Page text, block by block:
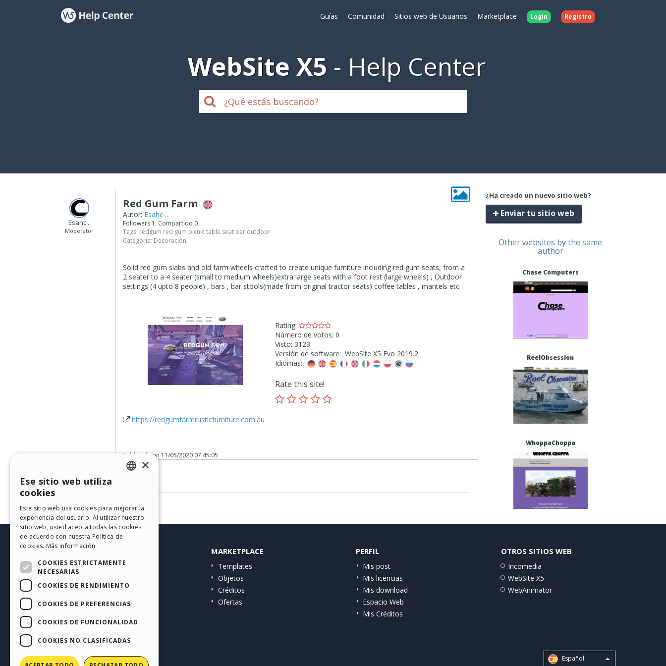
Guías Comunidad Sitios web de Usuarios Marketplace Login Registro
WebSite X5 Help Center
Esahc ..
Moderator
Red Gum Farm
Autor: Esahc ..
Followers 1, Compartido 0
Tags: redgum red gum picnic table seat bar outdoor
Categoria: Decoración
Solid red gum slabs and old farm wheels crafted to create unique furniture including red gum seats, from a
2 seater to a 4 seater (small to medium wheels)extra large seats with a foot rest (large wheels) , Outdoor
settings (4 upto 8 people) , bars , bar stools(made from original tractor seats) coffee tables , mantels etc
Rating:
Número de votos: 0
Visto: 3123
Versión de software: WebSite X5 Evo 2019.2
Idiomas:
Rate this site!
https://redgumfarmrusticfurniture.com.au
Publicado en 11/05/2020 07:45:05
No hay comentarios
¿Ha creado un nuevo sitio web?
Enviar tu sitio web
Other websites by the same
author
Chase Computers
ReelObsession
WhoppaChoppa
HELP CENTER
Guías
Sitios web de Usuarios
MARKETPLACE
Templates
Objetos
Créditos
Ofertas
PERFIL
Mis post
Mis licencias
Mis download
Espacio Web
Mis Créditos
OTROS SITIOS WEB
Incomedia
WebSite X5
WebAnimator
Español
GERMAN
SPANISH
RUSSIAN
FRENCH
×
Ese sitio web utiliza
cookies
Este sitio web usa cookies para mejorar la
experiencia del usuario. Al utilizar nuestro
sitio web, usted acepta todas las cookies
de acuerdo con nuestra Política de
cookies. Más información
COOKIES ESTRICTAMENTE
NECESARIAS
COOKIES DE RENDIMIENTO
COOKIES DE PREFERENCIAS
COOKIES DE FUNCIONALIDAD
COOKIES NO CLASIFICADAS